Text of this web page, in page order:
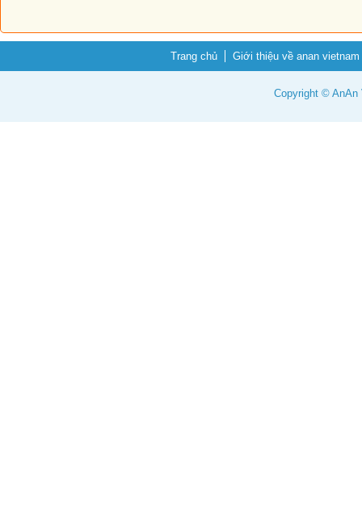
Trang chủ Giới thiệu về anan vietnam
Copyright © AnAn